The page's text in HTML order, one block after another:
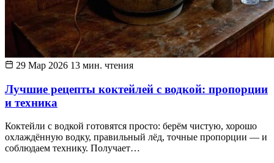
29 Мар 2026 13 мин. чтения
Лучшие рецепты коктейлей с водкой: пропорции
и техника
Коктейли с водкой готовятся просто: берём чистую, хорошо
охлаждённую водку, правильный лёд, точные пропорции — и
соблюдаем технику. Получает…